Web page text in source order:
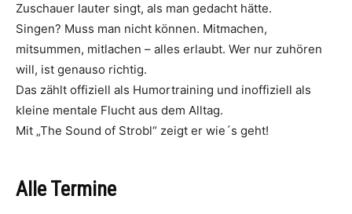
Zuschauer lauter singt, als man gedacht hätte.
Singen? Muss man nicht können. Mitmachen,
mitsummen, mitlachen – alles erlaubt. Wer nur zuhören
will, ist genauso richtig.
Das zählt offiziell als Humortraining und inoffiziell als
kleine mentale Flucht aus dem Alltag.
Mit „The Sound of Strobl“ zeigt er wie´s geht!
Alle Termine